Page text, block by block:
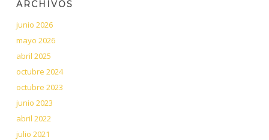
ARCHIVOS
junio 2026
mayo 2026
abril 2025
octubre 2024
octubre 2023
junio 2023
abril 2022
julio 2021